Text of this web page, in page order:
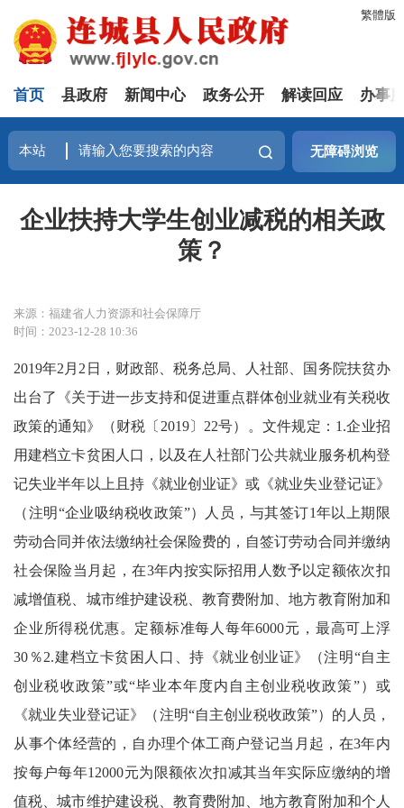
繁體版
首页 县政府 新闻中心 政务公开 解读回应 办事
无障碍浏览
企业扶持大学生创业减税的相关政
策？
来源：福建省人力资源和社会保障厅
时间：2023-12-28 10:36
2019年2月2日，财政部、税务总局、人社部、国务院扶贫办
出台了《关于进一步支持和促进重点群体创业就业有关税收
政策的通知》（财税〔2019〕22号）。文件规定：1.企业招
用建档立卡贫困人口，以及在人社部门公共就业服务机构登
记失业半年以上且持《就业创业证》或《就业失业登记证》
（注明“企业吸纳税收政策”）人员，与其签订1年以上期限
劳动合同并依法缴纳社会保险费的，自签订劳动合同并缴纳
社会保险当月起，在3年内按实际招用人数予以定额依次扣
减增值税、城市维护建设税、教育费附加、地方教育附加和
企业所得税优惠。定额标准每人每年6000元，最高可上浮
30％2.建档立卡贫困人口、持《就业创业证》（注明“自主
创业税收政策”或“毕业本年度内自主创业税收政策”）或
《就业失业登记证》（注明“自主创业税收政策”）的人员，
从事个体经营的，自办理个体工商户登记当月起，在3年内
按每户每年12000元为限额依次扣减其当年实际应缴纳的增
值税、城市维护建设税、教育费附加、地方教育附加和个人